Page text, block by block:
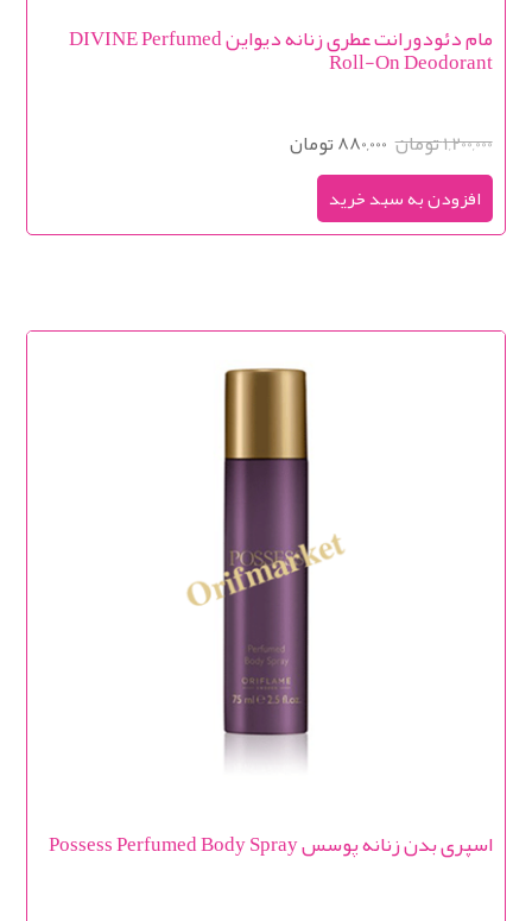
مام دئودورانت عطری زنانه دیواین DIVINE Perfumed
Roll-On Deodorant
1,200,000 تومان 880,000 تومان
اسپری بدن زنانه پوسس Possess Perfumed Body Spray